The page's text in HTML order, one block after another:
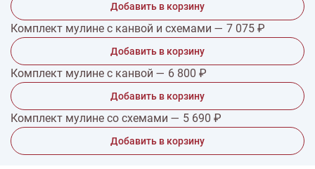
Добавить в корзину
Комплект мулине с канвой и схемами — 7 075 ₽
Добавить в корзину
Комплект мулине с канвой — 6 800 ₽
Добавить в корзину
Комплект мулине со схемами — 5 690 ₽
Добавить в корзину